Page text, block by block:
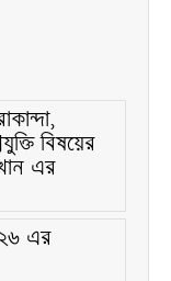
বিষয়ের
এর
এর